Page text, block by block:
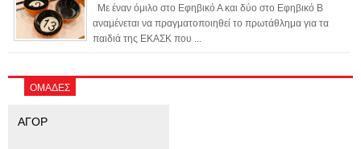
Με έναν όμιλο στο Εφηβικό Α και δύο στο Εφηβικό Β
αναμένεται να πραγματοποιηθεί το πρωτάθλημα για τα
παιδιά της ΕΚΑΣΚ που ...
ΟΜΑΔΕΣ
ΑΓΟΡ